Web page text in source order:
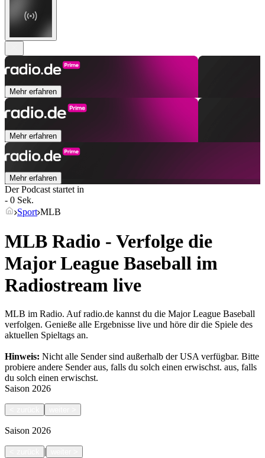
Mehr erfahren
Mehr erfahren
Mehr erfahren
Der Podcast startet in
- 0 Sek.
Sport MLB
MLB Radio - Verfolge die
Major League Baseball im
Radiostream live
MLB im Radio. Auf radio.de kannst du die Major League Baseball
verfolgen. Genieße alle Ergebnisse live und höre dir die Spiele des
aktuellen Spieltags an.
Hinweis: Nicht alle Sender sind außerhalb der USA verfügbar. Bitte
probiere andere Sender aus, falls du solch einen erwischst. aus, falls
du solch einen erwischst.
Saison 2026
Saison 2026
|